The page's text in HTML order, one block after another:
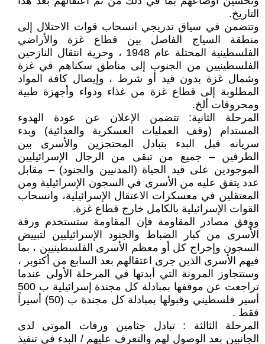
التاريخ.
وتتضمن في سياق تدريجي انسحاب قوات الاحتلال إلى
منطقة السياج الفاصل بين قطاع غزة والأراضي
الفلسطينية المحتلة عام 1948 ، وحرية انتقال النازحين
الفلسطينيين من الجنوب إلى مناطق سكناهم في غزة
وشمال غزة بدون قيد أو شرط ، وإيصال كافة المواد
المطلوبة إلى قطاع غزة من غذاء ودواء وأجهزة طبية
ومحروقات ألخ.
المرحلة الثانية: تتضمن الإعلان عن عودة الهدوء
المستدام (وقف العمليات العسكرية والعدائية) وبدء
سريانه قبل البدء بتبادل المحتجزين والأسرى بين
الطرفين – جميع من تبقى من الرجال الإسرائيليين
الموجودين على قيد الحياة (المدنيين والجنود) – مقابل
عدد يتفق عليه من الأسرى في السجون الإسرائيلية ومن
المعتقلين في معسكرات الاعتقال الإسرائيلية، وانسحاب
القوات الإسرائيلية بالكامل خارج قطاع غزة.
ووفق مصادر المقاومة فإن المقاومة ستستخدم ورقة
الأسرى من كبار الضباط والجنود الإسرائيليين لتبييض
السجون وإخراج كل أو معظم الأسرى الفلسطينيين ، بما
فيهم الأسرى الذين جرى اعتقالهم بعد السابع من أكتوبر ،
وستتجاوز المرونة التي أبدتها في المرحلة الأولى عندما
تراجعت عن موقفها بمبادلة كل مجندة إسرائيلية ب 500
أسير فلسطيني وقبولها بمبادلة كل مجندة ب (50) أسيراً
فقط .
المرحلة الثالثة : تبادل جثامين ورفات الموتى لدى
الجانبين بعد الوصول لهم والتعرف عليهم / البدء في تنفيذ